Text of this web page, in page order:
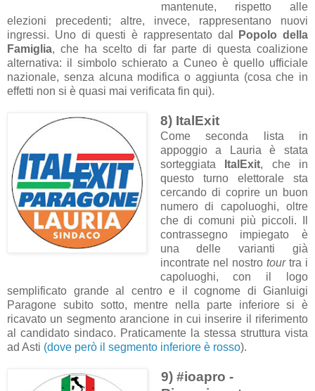
mantenute, rispetto alle
elezioni precedenti; altre, invece, rappresentano nuovi
ingressi. Uno di questi è rappresentato dal
Popolo della
Famiglia, che ha scelto di far parte di questa coalizione
alternativa: il simbolo schierato a Cuneo è quello ufficiale
nazionale, senza alcuna modifica o aggiunta (cosa che in
effetti non si è quasi mai verificata fin qui).
8) ItalExit
Come seconda lista in
appoggio a Lauria è stata
sorteggiata
ItalExit, che in
questo turno elettorale sta
cercando di coprire un buon
numero di capoluoghi, oltre
che di comuni più piccoli. Il
contrassegno impiegato è
una delle varianti già
incontrate nel nostro tourtra i
capoluoghi, con il logo
semplificato grande al centro e il cognome di Gianluigi
Paragone subito sotto, mentre nella parte inferiore si è
ricavato un segmento arancione in cui inserire il riferimento
al candidato sindaco. Praticamente la stessa struttura vista
ad Asti (dove però il segmento inferiore è rosso).
9) #ioapro -